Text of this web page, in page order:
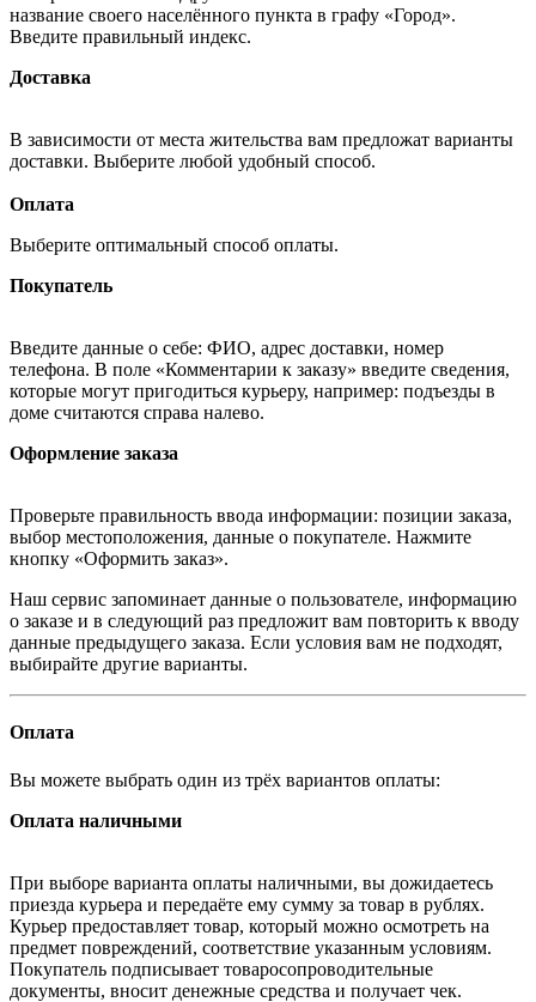
название своего населённого пункта в графу «Город».
Введите правильный индекс.
Доставка
В зависимости от места жительства вам предложат варианты
доставки. Выберите любой удобный способ.
Оплата
Выберите оптимальный способ оплаты.
Покупатель
Введите данные о себе: ФИО, адрес доставки, номер
телефона. В поле «Комментарии к заказу» введите сведения,
которые могут пригодиться курьеру, например: подъезды в
доме считаются справа налево.
Оформление заказа
Проверьте правильность ввода информации: позиции заказа,
выбор местоположения, данные о покупателе. Нажмите
кнопку «Оформить заказ».
Наш сервис запоминает данные о пользователе, информацию
о заказе и в следующий раз предложит вам повторить к вводу
данные предыдущего заказа. Если условия вам не подходят,
выбирайте другие варианты.
Оплата
Вы можете выбрать один из трёх вариантов оплаты:
Оплата наличными
При выборе варианта оплаты наличными, вы дожидаетесь
приезда курьера и передаёте ему сумму за товар в рублях.
Курьер предоставляет товар, который можно осмотреть на
предмет повреждений, соответствие указанным условиям.
Покупатель подписывает товаросопроводительные
документы, вносит денежные средства и получает чек.